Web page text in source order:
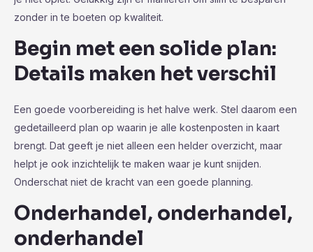
zonder in te boeten op kwaliteit.
Begin met een solide plan:
Details maken het verschil
Een goede voorbereiding is het halve werk. Stel daarom een
gedetailleerd plan op waarin je alle kostenposten in kaart
brengt. Dat geeft je niet alleen een helder overzicht, maar
helpt je ook inzichtelijk te maken waar je kunt snijden.
Onderschat niet de kracht van een goede planning.
Onderhandel, onderhandel,
onderhandel